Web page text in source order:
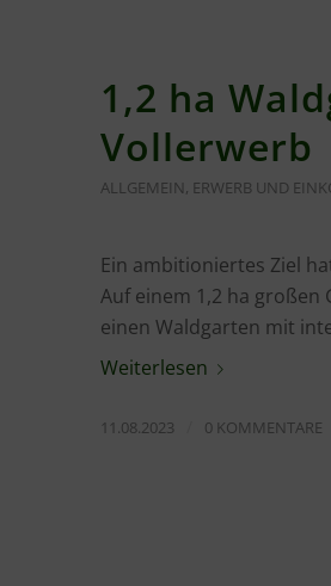
1,2 ha
Vollerwerb
ALLGEMEIN, ERWERB UND
Ein ambitioniertes Ziel
Auf einem 1,2 ha
einen Waldgarten mit
Weiterlesen
11.08.2023 0 KOMMENTARE